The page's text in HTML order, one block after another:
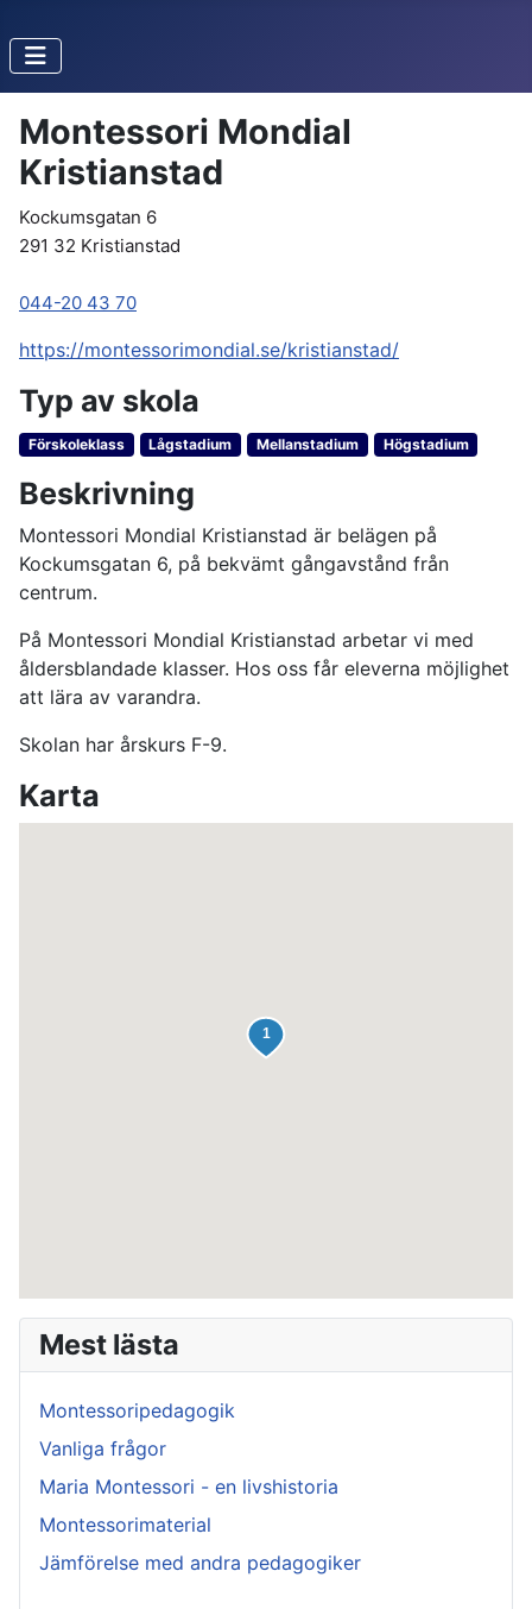
Montessori Mondial
Kristianstad
Kockumsgatan 6
291 32 Kristianstad
044-20 43 70
https://montessorimondial.se/kristianstad/
Typ av skola
Förskoleklass Lågstadium Mellanstadium Högstadium
Beskrivning
Montessori Mondial Kristianstad är belägen på
Kockumsgatan 6, på bekvämt gångavstånd från
centrum.
På Montessori Mondial Kristianstad arbetar vi med
åldersblandade klasser. Hos oss får eleverna möjlighet
att lära av varandra.
Skolan har årskurs F-9.
Karta
Mest lästa
Montessoripedagogik
Vanliga frågor
Maria Montessori - en livshistoria
Montessorimaterial
Jämförelse med andra pedagogiker